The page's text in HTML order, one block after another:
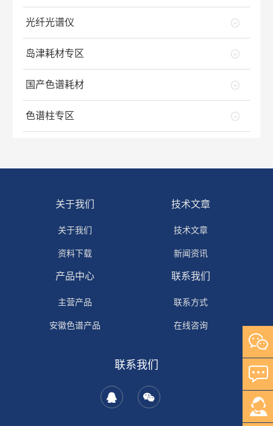
光纤光谱仪
岛津耗材专区
国产色谱耗材
色谱柱专区
关于我们
关于我们
资料下载
技术文章
技术文章
新闻资讯
产品中心
主营产品
安徽色谱产品
联系我们
联系方式
在线咨询
联系我们